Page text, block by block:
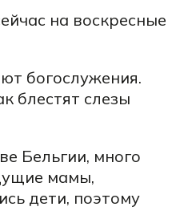
на воскресные
богослужения.
блестят слезы
Бельгии, много
мамы,
дети, поэтому